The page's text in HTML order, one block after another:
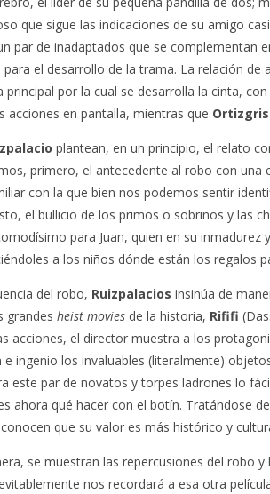
que sigue las indicaciones de su amigo
par de inadaptados que se complementan
para el desarrollo de la trama. La relación de
principal por la cual se desarrolla la cinta,
acciones en pantalla, mientras que Ortizgris
plantean, en un principio, el relato
primero, el antecedente al robo con una
con la que bien nos podemos sentir
el bullicio de los primos o sobrinos y las
para Juan, quien en su inmadurez
a los niños dónde están los regalos
del robo, Ruizpalacios insinúa de
grandes heist movies de la historia, Rififi
acciones, el director muestra a los
e ingenio los invaluables (literalmente)
este par de novatos y torpes ladrones lo
ahora qué hacer con el botín. Tratándose
que su valor es más histórico y
se muestran las repercusiones del robo
nos recordará a esa otra